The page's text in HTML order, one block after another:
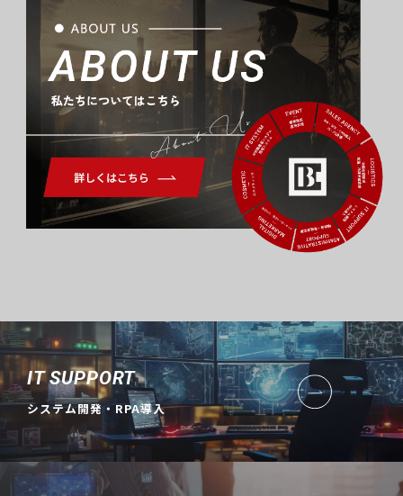
About Us
IT SUPPORT
システム開発・RPA導入